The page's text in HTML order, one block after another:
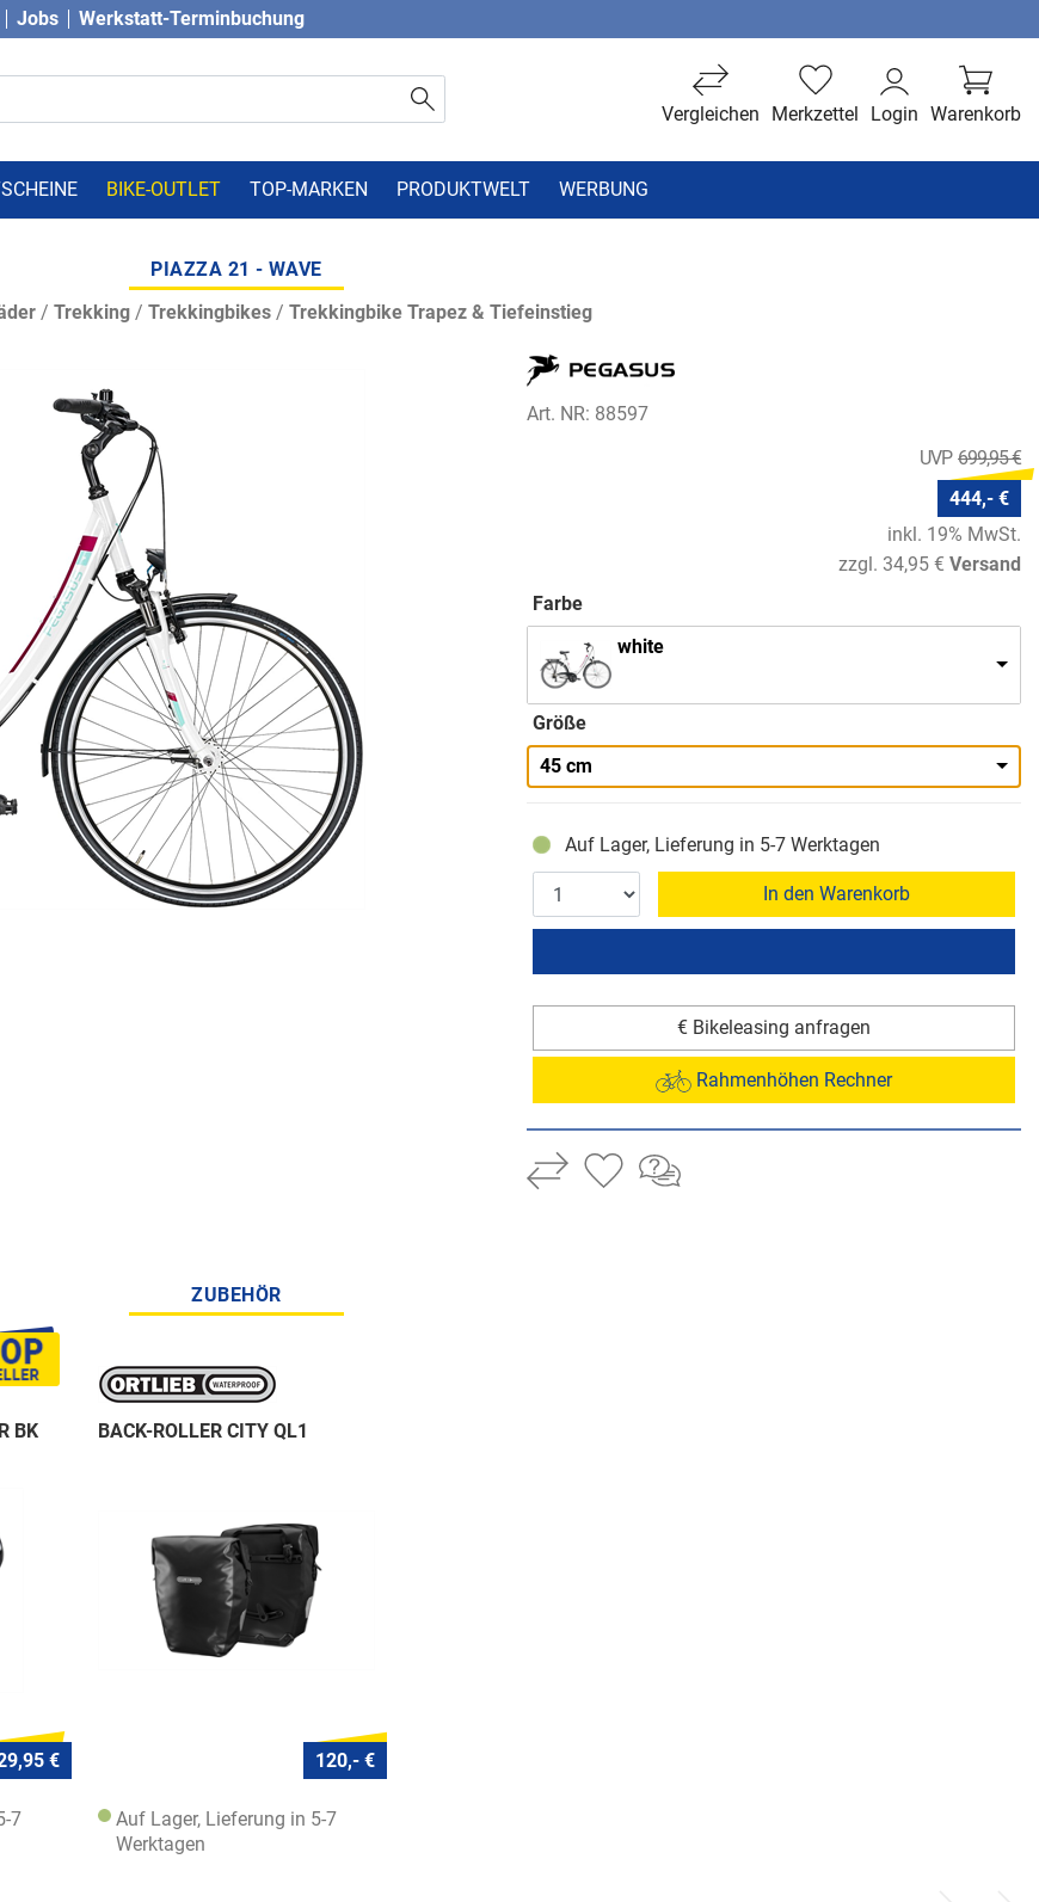
Jobs Werkstatt-Terminbuchung
Warenkorb
Login
Merkzettel
Vergleichen
BIKE-OUTLET TOP-MARKEN PRODUKTWELT WERBUNG
PIAZZA 21 - WAVE
/ Trekking / Trekkingbikes / Trekkingbike Trapez & Tiefeinstieg
Art. NR: 88597
699,95 €
444,- €
inkl. 19% MwSt.
zzgl. 34,95 € Versand
Farbe
white
Größe
45 cm
Auf Lager, Lieferung in 5-7 Werktagen
In den Warenkorb
€ Bikeleasing anfragen
Rahmenhöhen Rechner
ZUBEHÖR
BK
€
7
BACK-ROLLER CITY QL1
120,- €
Auf Lager, Lieferung in 5-7
Werktagen